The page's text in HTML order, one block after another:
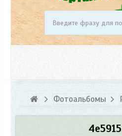
Фотоальбомы